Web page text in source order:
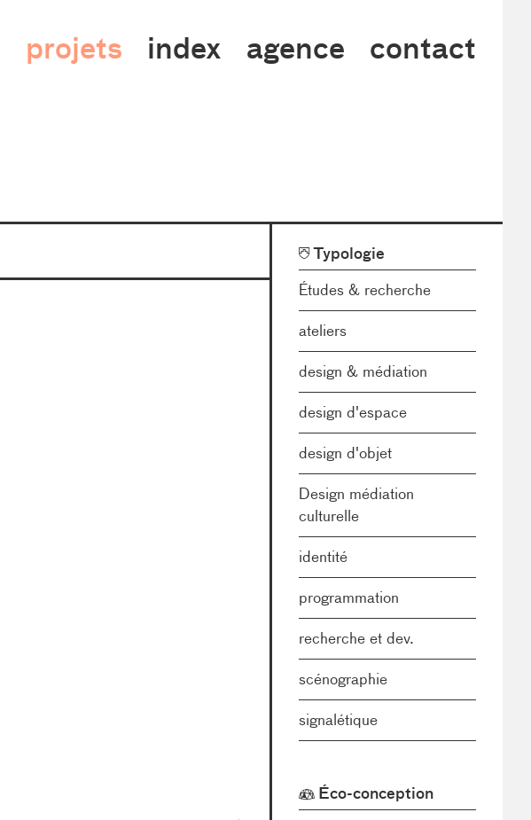
projets index agence contact
Facettes
de
tri
Typologie
Études & recherche
ateliers
design & médiation
design d'espace
design d'objet
Design médiation
culturelle
identité
programmation
recherche et dev.
scénographie
signalétique
Éco-conception